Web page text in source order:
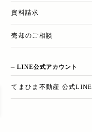
資料請求
売却のご相談
LINE公式アカウント
てまひま不動産 公式LINE